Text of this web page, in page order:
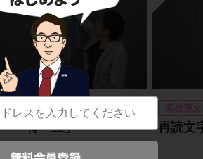
「将・且」 再読文
高校漢文